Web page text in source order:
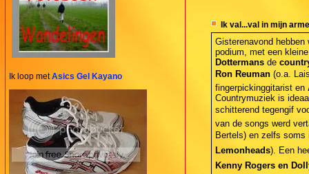
Ik loop metAsics Gel Kayano
Ik val...val in mijn
Gisterenavond
podium, met een
Dottermansde
Ron Reuman(o.a.
fingerpickinggitarist en
Countrymuziek is
schitterend tegengif
van de songs werd
Bertels) en zelfs
Lemonheads). Een
Kenny Rogers en